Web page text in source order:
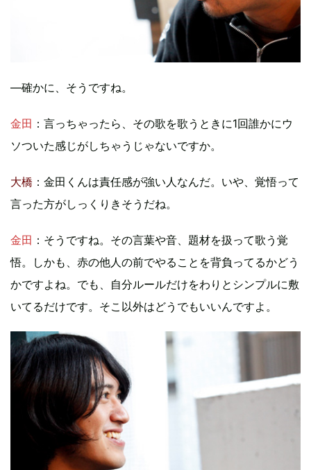
―確かに、そうですね。
金田 ：言っちゃったら、その歌を歌うときに1回誰かにウ
ソついた感じがしちゃうじゃないですか。
大橋 ：金田くんは責任感が強い人なんだ。いや、覚悟って
言った方がしっくりきそうだね。
金田 ：そうですね。その言葉や音、題材を扱って歌う覚
悟。しかも、赤の他人の前でやることを背負ってるかどう
かですよね。でも、自分ルールだけをわりとシンプルに敷
いてるだけです。そこ以外はどうでもいいんですよ。